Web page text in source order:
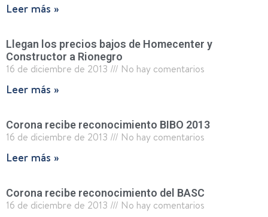
Leer más »
Llegan los precios bajos de Homecenter y
Constructor a Rionegro
16 de diciembre de 2013 No hay comentarios
Leer más »
Corona recibe reconocimiento BIBO 2013
16 de diciembre de 2013 No hay comentarios
Leer más »
Corona recibe reconocimiento del BASC
16 de diciembre de 2013 No hay comentarios